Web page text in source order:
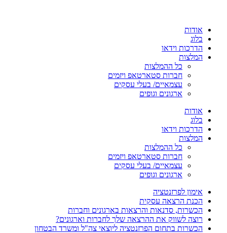
אודות
בלוג
הדרכות וידאו
המלצות
כל ההמלצות
חברות סטארטאפ ויזמים
עצמאיים/ בעלי עסקים
ארגונים וגופים
אודות
בלוג
הדרכות וידאו
המלצות
כל ההמלצות
חברות סטארטאפ ויזמים
עצמאיים/ בעלי עסקים
ארגונים וגופים
אימון לפרזנטציה
הכנת הרצאה עסקית
הכשרות, סדנאות והרצאות בארגונים וחברות
רוצה לשווק את ההרצאה שלך לחברות וארגונים?
הכשרות בתחום הפרזנטציה ליוצאי צה"ל ומשרד הבטחון